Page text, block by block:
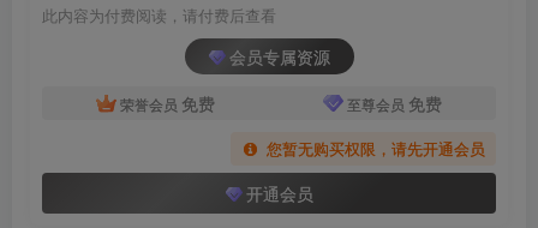
此内容为付费阅读，请付费后查看
会员专属资源
荣誉会员 免费 至尊会员 免费
您暂无购买权限，请先开通会员
开通会员